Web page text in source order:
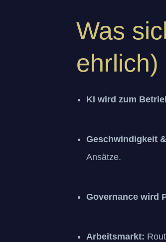
Was
ehrlich)
KI wird zum
Geschwindigkeit
Ansätze.
Governance wird
Arbeitsmarkt: